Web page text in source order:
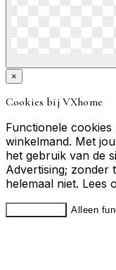
×
Cookies bij VXhome
Functionele
winkelmand. Met
het gebruik van de
Advertising; zonder
helemaal niet. Lees
Alleen